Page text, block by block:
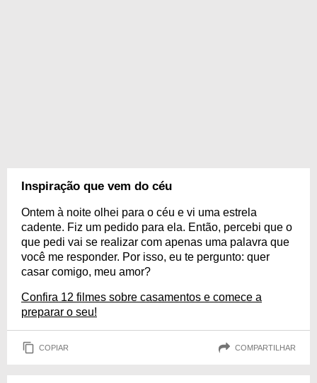
Inspiração que vem do céu
Ontem à noite olhei para o céu e vi uma estrela
cadente. Fiz um pedido para ela. Então, percebi que o
que pedi vai se realizar com apenas uma palavra que
você me responder. Por isso, eu te pergunto: quer
casar comigo, meu amor?
Confira 12 filmes sobre casamentos e comece a
preparar o seu!
COPIAR COMPARTILHAR